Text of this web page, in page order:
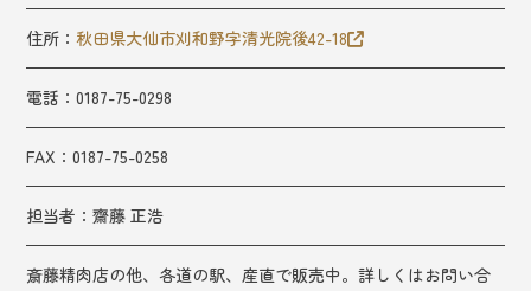
住所：秋田県大仙市刈和野字清光院後42-18
電話：0187-75-0298
FAX：0187-75-0258
担当者：齋藤 正浩
斎藤精肉店の他、各道の駅、産直で販売中。詳しくはお問い合